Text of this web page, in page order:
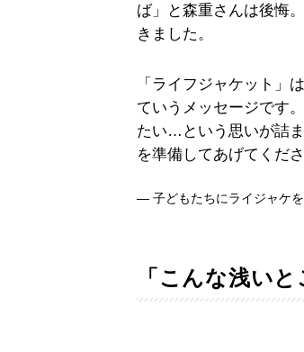
ば」と森重さんは後悔
きました。
「ライフジャケット」
ていうメッセージです
たい…という思いが詰
を準備してあげてくだ
— 子どもたちにライジャケ
「こんな浅い